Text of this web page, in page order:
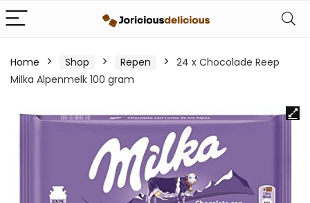
Home Shop Repen
24 x Chocolade Reep
Milka Alpenmelk 100 gram